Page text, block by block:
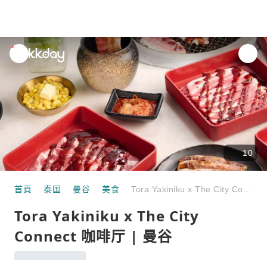
unread
notifications
10
首頁 泰国 曼谷 美食
Tora Yakiniku x The City
Connect 咖啡厅 | 曼谷